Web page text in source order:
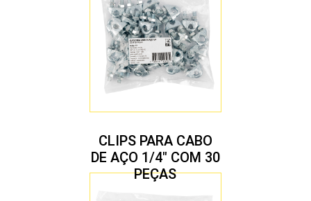
CLIPS PARA CABO
DE AÇO 1/4″ COM 30
PEÇAS